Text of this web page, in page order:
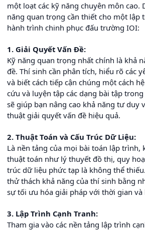
một loạt các kỹ năng chuyên môn cao.
năng quan trọng cần thiết cho một lập
hành trình chinh phục đấu trường IOI:
1. Giải Quyết Vấn Đề:
Kỹ năng quan trọng nhất chính là khả
đề. Thí sinh cần phân tích, hiểu rõ các
và biết cách tiếp cận chúng một cách
cứu và luyện tập các dạng bài tập
sẽ giúp bạn nâng cao khả năng tư duy
thuật giải quyết vấn đề hiệu quả.
2. Thuật Toán và Cấu Trúc Dữ Liệu:
Là nền tảng của mọi bài toán lập trình,
thuật toán như lý thuyết đồ thị, quy
trúc dữ liệu phức tạp là không thể
thử thách khả năng của thí sinh bằng
sự tối ưu hóa giải pháp với thời gian và
3. Lập Trình Cạnh Tranh:
Tham gia vào các nền tảng lập trình